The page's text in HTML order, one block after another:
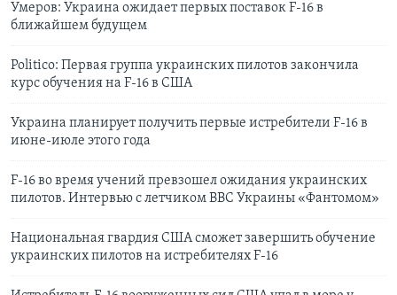
Умеров: Украина ожидает первых поставок F-16 в
ближайшем будущем
Politico: Первая группа украинских пилотов закончила
курс обучения на F-16 в США
Украина планирует получить первые истребители F-16 в
июне-июле этого года
F-16 во время учений превзошел ожидания украинских
пилотов. Интервью с летчиком ВВС Украины «Фантомом»
Национальная гвардия США сможет завершить обучение
украинских пилотов на истребителях F-16